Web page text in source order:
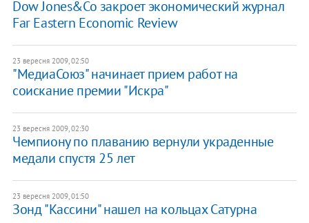
Dow Jones&Co закроет экономический журнал
Far Eastern Economic Review
23 вересня 2009, 02:50
"МедиаСоюз" начинает прием работ на
соискание премии "Искра"
23 вересня 2009, 02:30
Чемпиону по плаванию вернули украденные
медали спустя 25 лет
23 вересня 2009, 01:50
Зонд "Кассини" нашел на кольцах Сатурна